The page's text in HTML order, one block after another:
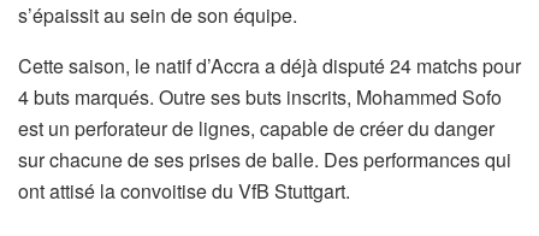
s’épaissit au sein de son équipe.
Cette saison, le natif d’Accra a déjà disputé 24 matchs pour
4 buts marqués. Outre ses buts inscrits, Mohammed Sofo
est un perforateur de lignes, capable de créer du danger
sur chacune de ses prises de balle. Des performances qui
ont attisé la convoitise du VfB Stuttgart.